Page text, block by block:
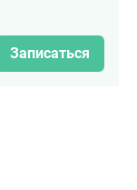
Записаться